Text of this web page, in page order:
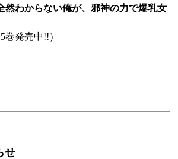
然わからない俺が、邪神の力で爆乳女
5巻発売中!!）
せ